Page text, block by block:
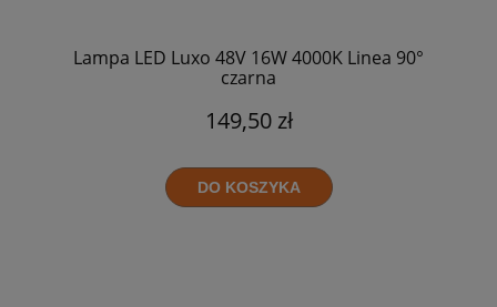
Lampa LED Luxo 48V 16W 4000K Linea 90°
czarna
149,50 zł
DO KOSZYKA